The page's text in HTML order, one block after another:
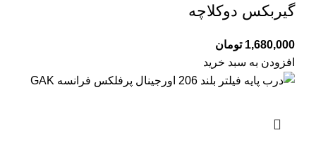
گیربکس دوکلاچه
1,680,000 تومان
افزودن به سبد خرید